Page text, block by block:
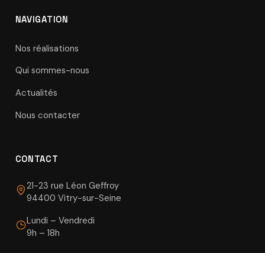
NAVIGATION
Nos réalisations
Qui sommes-nous
Actualités
Nous contacter
CONTACT
21-23 rue Léon Geffroy
94400 Vitry-sur-Seine
Lundi – Vendredi
9h – 18h